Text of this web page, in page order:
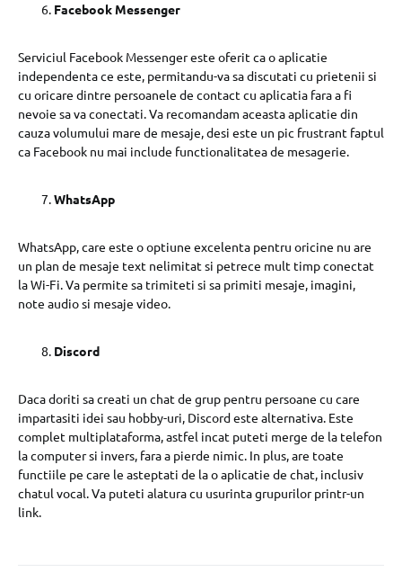
Facebook Messenger
Serviciul Facebook Messenger este oferit ca o aplicatie
independenta ce este, permitandu-va sa discutati cu prietenii si
cu oricare dintre persoanele de contact cu aplicatia fara a fi
nevoie sa va conectati. Va recomandam aceasta aplicatie din
cauza volumului mare de mesaje, desi este un pic frustrant faptul
ca Facebook nu mai include functionalitatea de mesagerie.
WhatsApp
WhatsApp, care este o optiune excelenta pentru oricine nu are
un plan de mesaje text nelimitat si petrece mult timp conectat
la Wi-Fi. Va permite sa trimiteti si sa primiti mesaje, imagini,
note audio si mesaje video.
Discord
Daca doriti sa creati un chat de grup pentru persoane cu care
impartasiti idei sau hobby-uri, Discord este alternativa. Este
complet multiplataforma, astfel incat puteti merge de la telefon
la computer si invers, fara a pierde nimic. In plus, are toate
functiile pe care le asteptati de la o aplicatie de chat, inclusiv
chatul vocal. Va puteti alatura cu usurinta grupurilor printr-un
link.